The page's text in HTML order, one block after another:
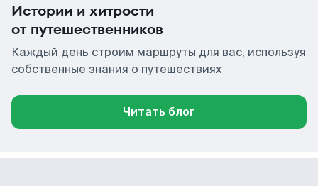
Истории и хитрости
от путешественников
Каждый день строим маршруты для вас, используя
собственные знания о путешествиях
Читать блог